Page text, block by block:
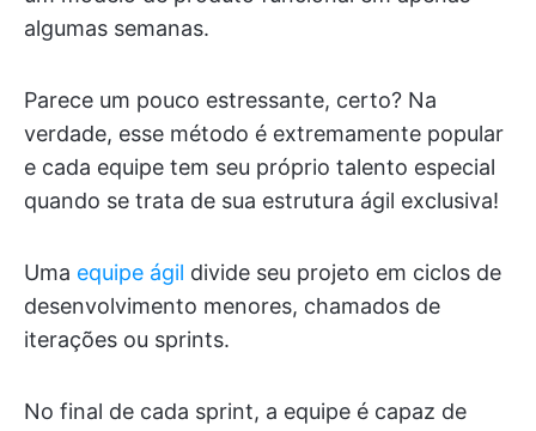
algumas semanas.
Parece um pouco estressante, certo? Na
verdade, esse método é extremamente popular
e cada equipe tem seu próprio talento especial
quando se trata de sua estrutura ágil exclusiva!
Uma equipe ágil divide seu projeto em ciclos de
desenvolvimento menores, chamados de
iterações ou sprints.
No final de cada sprint, a equipe é capaz de